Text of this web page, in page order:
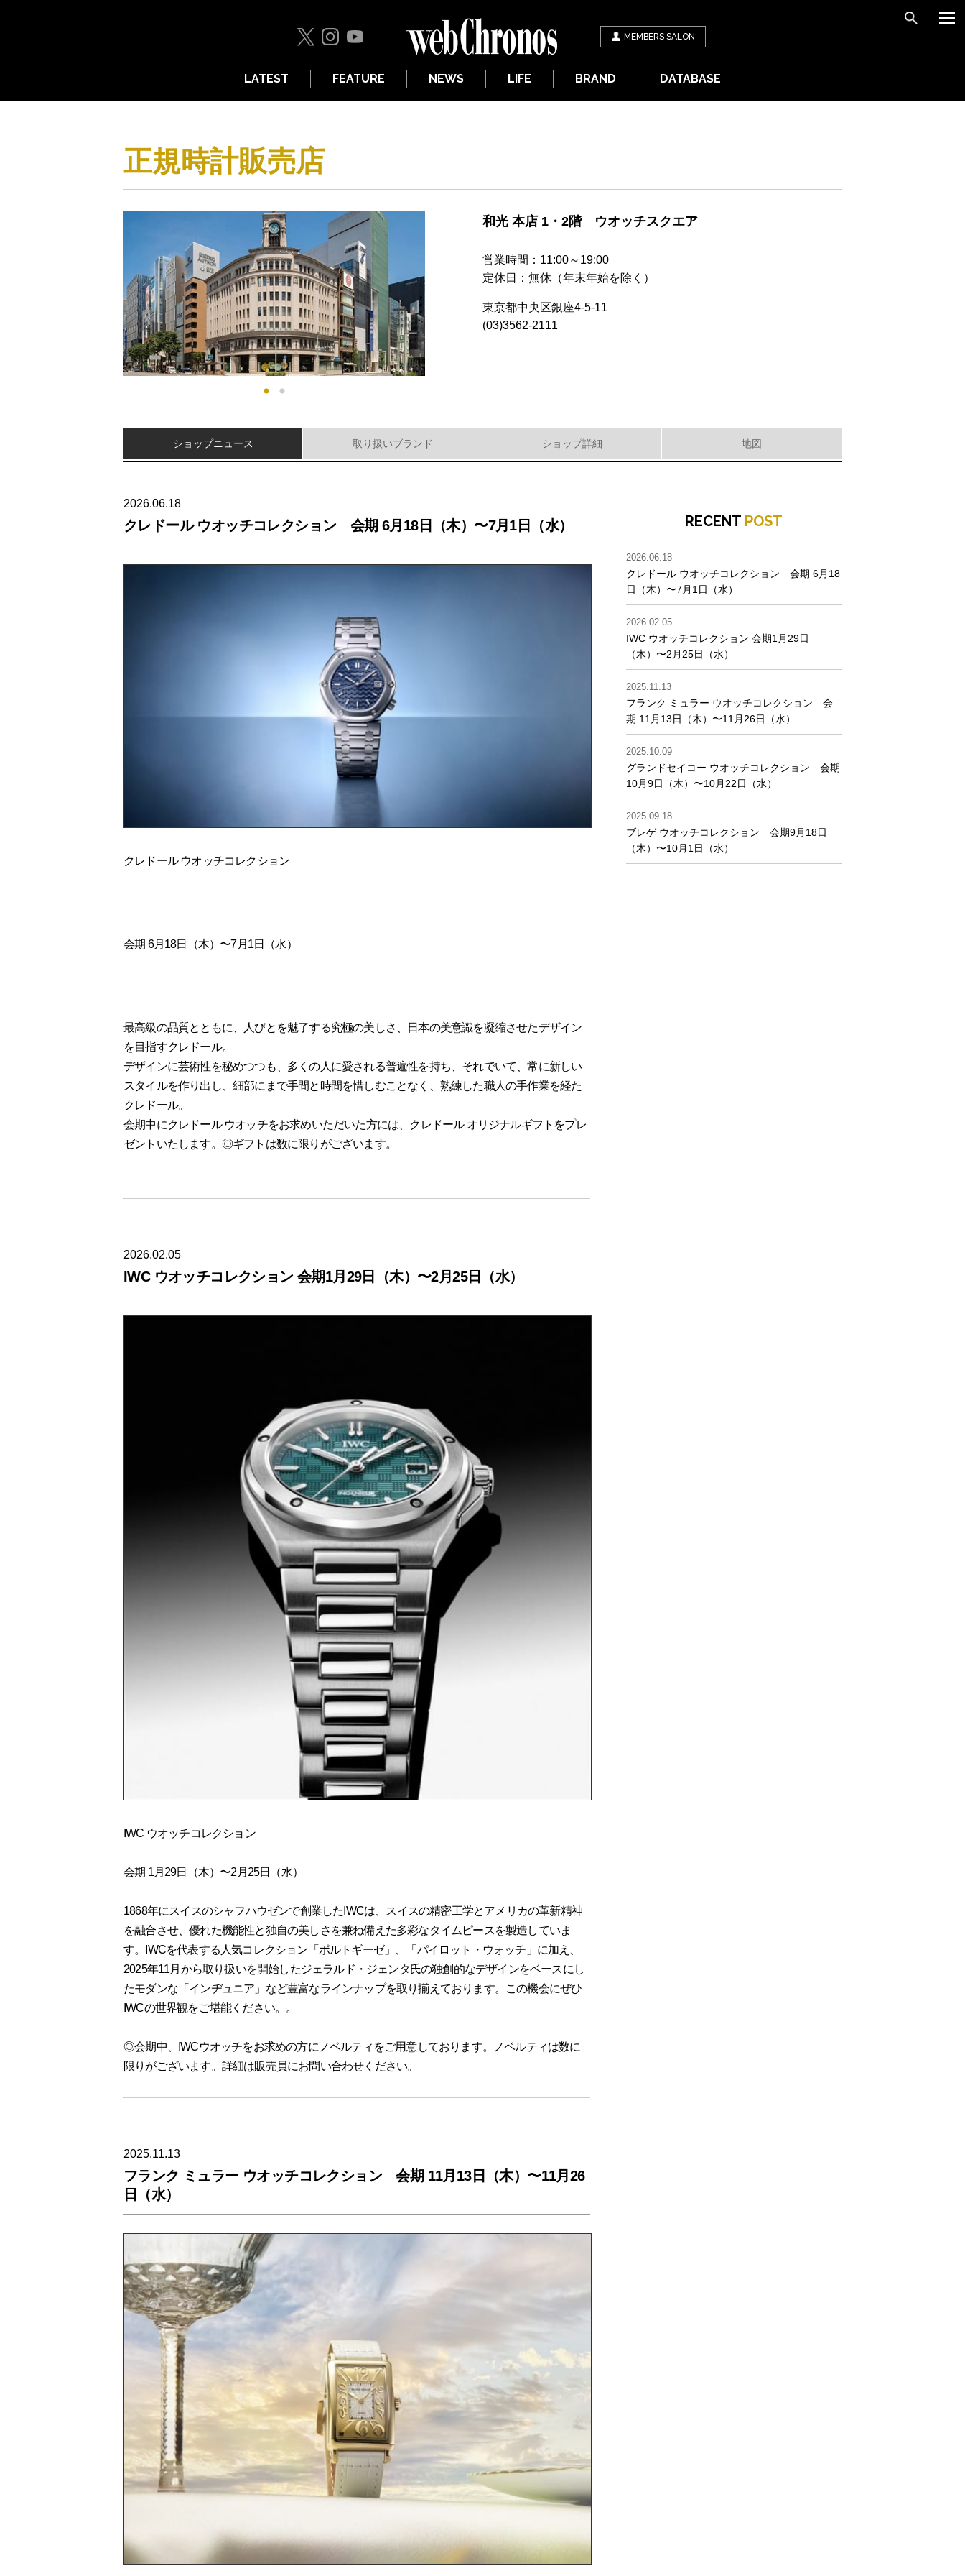
MEMBERS SALON
LATEST FEATURE NEWS LIFE BRAND DATABASE
正規時計販売店
和光 本店 1・2階 ウオッチスクエア
営業時間：11:00～19:00
定休日：無休（年末年始を除く）
東京都中央区銀座4-5-11
(03)3562-2111
ショップニュース 取り扱いブランド ショップ詳細 地図
2026.06.18
クレドール ウオッチコレクション 会期 6月18日（木）〜7月1日（水）
クレドール ウオッチコレクション
会期 6月18日（木）〜7月1日（水）
最高級の品質とともに、人びとを魅了する究極の美しさ、日本の美意識を凝縮させたデザイン
を目指すクレドール。
デザインに芸術性を秘めつつも、多くの人に愛される普遍性を持ち、それでいて、常に新しい
スタイルを作り出し、細部にまで手間と時間を惜しむことなく、熟練した職人の手作業を経た
クレドール。
会期中にクレドール ウオッチをお求めいただいた方には、クレドール オリジナルギフトをプレ
ゼントいたします。 ◎ギフトは数に限りがございます。
2026.02.05
IWC ウオッチコレクション 会期1月29日（木）〜2月25日（水）
IWC ウオッチコレクション
会期 1月29日（木）〜2月25日（水）
1868年にスイスのシャフハウゼンで創業した IWCは、スイスの精密工学とアメリカの革新精神
を融合させ、優れた機能性と独自の美しさを兼ね備えた多彩なタイムピースを製造していま
す。
IWCを代表する人気コレクション「ポルトギーゼ」、「パイロット・ウォッチ」に加え、
2025年11月から取り扱いを開始したジェラルド・ジェンタ氏の独創的なデザインをベースにし
たモダンな「インヂュニア」など豊富なラインナップを取り揃えております。この機会にぜひ
IWCの世界観をご堪能ください。。
◎会期中、IWCウオッチをお求めの方にノベルティをご用意しております。ノベルティは数に
限りがございます。詳細は販売員にお問い合わせください。
2025.11.13
フランク ミュラー ウオッチコレクション 会期 11月13日（木）〜11月26
日（水）
RECENT POST
2026.06.18
クレドール ウオッチコレクション 会期 6月18
日（木）〜7月1日（水）
2026.02.05
IWC ウオッチコレクション 会期1月29日
（木）〜2月25日（水）
2025.11.13
フランク ミュラー ウオッチコレクション 会
期 11月13日（木）〜11月26日（水）
2025.10.09
グランドセイコー ウオッチコレクション 会期
10月9日（木）〜10月22日（水）
2025.09.18
ブレゲ ウオッチコレクション 会期9月18日
（木）〜10月1日（水）